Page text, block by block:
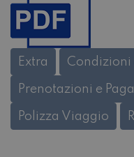
Extra Condizioni
Prenotazioni e
Polizza Viaggio